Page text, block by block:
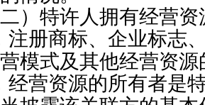
特许人拥有经营资
注册商标、企业标志
模式及其他经营资
经营资源的所有者是